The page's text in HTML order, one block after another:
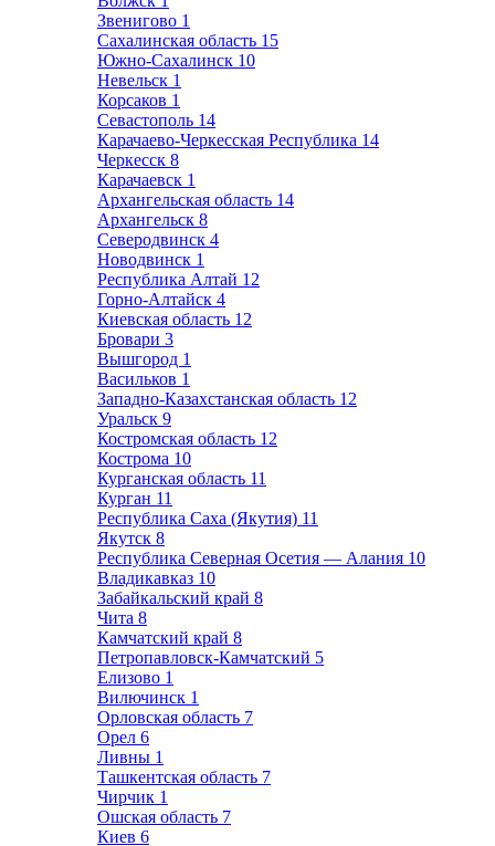
Звенигово 1
Сахалинская область 15
Южно-Сахалинск 10
Невельск 1
Корсаков 1
Севастополь 14
Карачаево-Черкесская Республика 14
Черкесск 8
Карачаевск 1
Архангельская область 14
Архангельск 8
Северодвинск 4
Новодвинск 1
Республика Алтай 12
Горно-Алтайск 4
Киевская область 12
Бровари 3
Вышгород 1
Васильков 1
Западно-Казахстанская область 12
Уральск 9
Костромская область 12
Кострома 10
Курганская область 11
Курган 11
Республика Саха (Якутия) 11
Якутск 8
Республика Северная Осетия — Алания 10
Владикавказ 10
Забайкальский край 8
Чита 8
Камчатский край 8
Петропавловск-Камчатский 5
Елизово 1
Вилючинск 1
Орловская область 7
Орел 6
Ливны 1
Ташкентская область 7
Чирчик 1
Ошская область 7
Киев 6